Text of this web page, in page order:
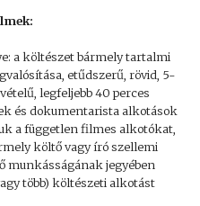
a költészet bármely tartalmi
etűdszerű, rövid, 5-
legfeljebb 40 perces
és dokumentarista alkotások
a független filmes alkotókat,
költő vagy író szellemi
munkásságának jegyében
több) költészeti alkotást